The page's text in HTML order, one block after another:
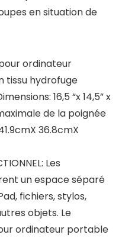
en situation de
ordinateur
tissu hydrofuge
16,5 “x 14,5” x
de la poignée
36.8cmX
Les
un espace séparé
fichiers, stylos,
objets. Le
ordinateur portable